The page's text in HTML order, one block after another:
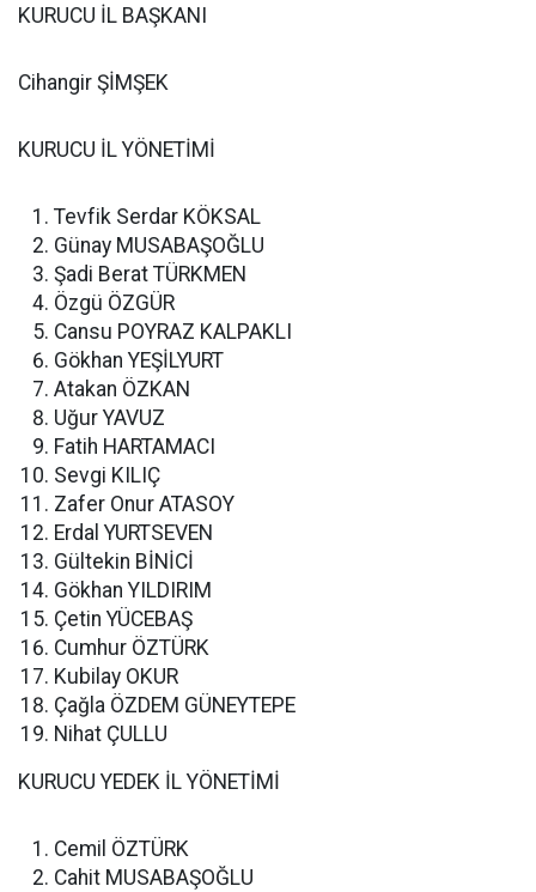
KURUCU İL BAŞKANI
Cihangir ŞİMŞEK
KURUCU İL YÖNETİMİ
Tevfik Serdar KÖKSAL
Günay MUSABAŞOĞLU
Şadi Berat TÜRKMEN
Özgü ÖZGÜR
Cansu POYRAZ KALPAKLI
Gökhan YEŞİLYURT
Atakan ÖZKAN
Uğur YAVUZ
Fatih HARTAMACI
Sevgi KILIÇ
Zafer Onur ATASOY
Erdal YURTSEVEN
Gültekin BİNİCİ
Gökhan YILDIRIM
Çetin YÜCEBAŞ
Cumhur ÖZTÜRK
Kubilay OKUR
Çağla ÖZDEM GÜNEYTEPE
Nihat ÇULLU
KURUCU YEDEK İL YÖNETİMİ
Cemil ÖZTÜRK
Cahit MUSABAŞOĞLU